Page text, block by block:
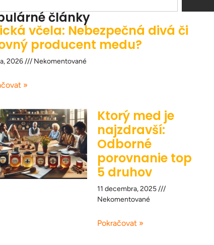
články
včela: Nebezpečná divá či
producent medu?
2026 Nekomentované
»
Ktorý med je
najzdravší:
Odborné
porovnanie top
5 druhov
11 decembra, 2025
Nekomentované
Pokračovat »